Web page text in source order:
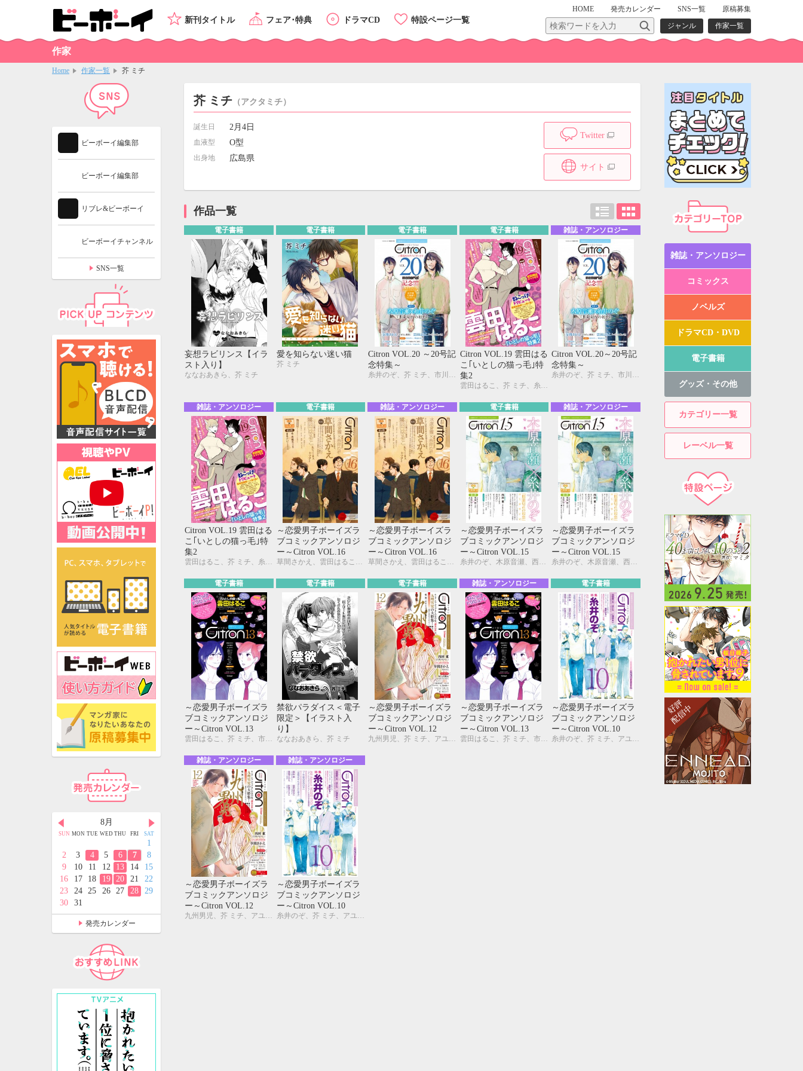
HOME 発売カレンダー SNS一覧
原稿募集
ジャンル
作家一覧
新刊タイトル フェア･特典 ドラマCD 特設ページ一覧
作家
Home 作家一覧 芥 ミチ
芥 ミチ （アクタミチ）
誕生日 2月4日
血液型 O型
出身地 広島県
Twitter
サイト
作品一覧
電子書籍
妄想ラビリンス【イラ
スト入り】
ななおあきら、芥 ミチ
電子書籍
愛を知らない迷い猫
芥 ミチ
電子書籍
Citron VOL.20 ～20号記
念特集～
電子書籍
Citron VOL.19 雲田はる
こ｢いとしの猫っ毛｣特
集2
雑誌・アンソロジー
Citron VOL.20～20号記
念特集～
雑誌・アンソロジー
Citron VOL.19 雲田はる
こ｢いとしの猫っ毛｣特
集2
雲田はるこ、芥 ミチ、糸井のぞ、今井ゆうみ、宇野ジニア、木原音瀬、三角社ぴえ、じゅん、名取いさと、日野 晶、モモ花、やまねむさし、ヤマヲミ
電子書籍
～恋愛男子ボーイズラ
ブコミックアンソロジ
ー～Citron VOL.16
草間さかえ、雲田はるこ、KUJIRA、木原音瀬、糸井のぞ、ヤマヲミ、カシオ、峰島なわこ、宇野ジニア、はにわ、芥 ミチ、夏糖、桃山なおこ、三角社ぴえ、やまねむさし、秀香穂里、市川けい、佐東ミヤ
雑誌・アンソロジー
～恋愛男子ボーイズラ
ブコミックアンソロジ
ー～Citron VOL.16
草間さかえ、雲田はるこ、KUJIRA、木原音瀬、糸井のぞ、ヤマヲミ、カシオ、峰島なわこ、宇野ジニア、はにわ、芥 ミチ、夏糖、桃山なおこ、三角社ぴえ、やまねむさし、秀香穂里、市川けい、佐東ミヤ
電子書籍
～恋愛男子ボーイズラ
ブコミックアンソロジ
ー～Citron VOL.15
糸井のぞ、木原音瀬、西田 東、KUJIRA、ヤマヲミ、市川けい、宇野ジニア、今井ゆうみ、名取いさと、峰島なわこ、桃山なおこ、三角社ぴえ、芥 ミチ、夏糖、吹屋フロ、みゆき朗、栗城 偲、北別府ニカ
雑誌・アンソロジー
～恋愛男子ボーイズラ
ブコミックアンソロジ
ー～Citron VOL.15
糸井のぞ、木原音瀬、西田 東、KUJIRA、ヤマヲミ、市川けい、宇野ジニア、今井ゆうみ、名取いさと、峰島なわこ、桃山なおこ、三角社ぴえ、芥 ミチ、夏糖、吹屋フロ、みゆき朗、栗城 偲、北別府ニカ
電子書籍
～恋愛男子ボーイズラ
ブコミックアンソロジ
ー～Citron VOL.13
雲田はるこ、芥 ミチ、市川けい、糸井のぞ、宇野ジニア、夏糖、草間さかえ、KUJIRA、九州男児、彩景でりこ、蛇龍どくろ、汀 万里、はにわ、峰島なわこ、ヤマヲミ
電子書籍
禁欲パラダイス＜電子
限定＞【イラスト入
り】
ななおあきら、芥 ミチ
電子書籍
～恋愛男子ボーイズラ
ブコミックアンソロジ
ー～Citron VOL.12
九州男児、芥 ミチ、アユ・ヤマネ、糸井のぞ、今井ゆうみ、宇野ジニア、カシオ、草間さかえ、KUJIRA、紺、名取いさと、西田 東、仁茂田あい、はにわ、峰島なわこ、ヤマヲミ
雑誌・アンソロジー
～恋愛男子ボーイズラ
ブコミックアンソロジ
ー～Citron VOL.13
雲田はるこ、芥 ミチ、市川けい、糸井のぞ、宇野ジニア、夏糖、草間さかえ、KUJIRA、九州男児、彩景でりこ、蛇龍どくろ、汀 万里、はにわ、峰島なわこ、ヤマヲミ
電子書籍
～恋愛男子ボーイズラ
ブコミックアンソロジ
ー～Citron VOL.10
糸井のぞ、芥 ミチ、アユ・ヤマネ、市川けい、北別府ニカ、草間さかえ、雲田はるこ、紺、彩景でりこ、汀 万里、名取いさと、西田 東、仁茂田あい、はにわ、峰島なわこ
雑誌・アンソロジー
～恋愛男子ボーイズラ
ブコミックアンソロジ
ー～Citron VOL.12
雑誌・アンソロジー
～恋愛男子ボーイズラ
ブコミックアンソロジ
ー～Citron VOL.10
雑誌・アンソロジー
コミックス
ノベルズ
ドラマCD・DVD
電子書籍
グッズ・その他
カテゴリー一覧
レーベル一覧
特設ページ
ビーボーイ編集部
ビーボーイ編集部
リブレ&ビーボーイ
ビーボーイチャンネル
SNS一覧
8月
SUN MON TUE WED THU FRI SAT
1
2
3 4 5 6 7
8
9
10 11 12 13 14
15
16
17 18 19 20 21
22
23
24 25 26 27 28
29
30
31
9月
MON TUE WED THU FRI SAT
2 3 4
5
9 10 11
12
15 16 17 18
19
22 23 24 25
26
28 29 30
10月
SUN MON TUE WED THU FRI
1 2
5 6 7 8 9
12 13 14 15 16
18
19 20 21 22 23
25
26 27 28 29 30
発売カレンダー